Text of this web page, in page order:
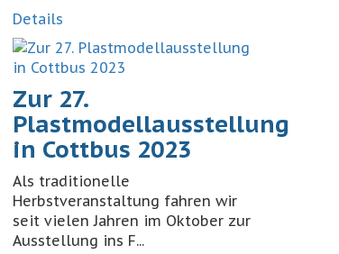
Details
Zur 27.
Plastmodellausstellung
in Cottbus 2023
Als traditionelle
Herbstveranstaltung fahren wir
seit vielen Jahren im Oktober zur
Ausstellung ins F...